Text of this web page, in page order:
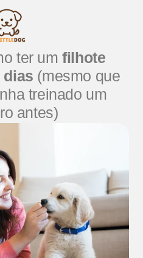
ter umfilhote
dias (mesmo que
treinado um
antes)